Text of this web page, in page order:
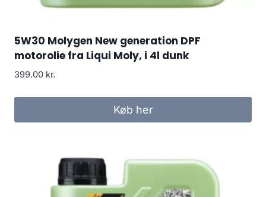
5W30 Molygen New generation DPF
motorolie fra Liqui Moly, i 4l dunk
399.00 kr.
Køb her